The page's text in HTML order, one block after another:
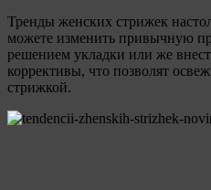
Тренды женских стрижек
можете изменить привычную
решением укладки или же
коррективы, что позволят
стрижкой.